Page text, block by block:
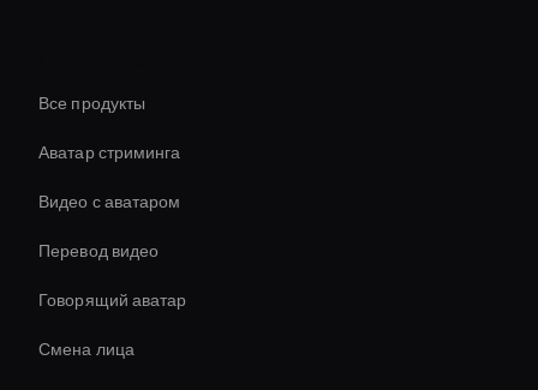
Все продукты
Аватар стриминга
Видео с аватаром
Перевод видео
Говорящий аватар
Смена лица